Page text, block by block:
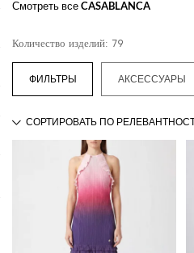
Смотреть всеCASABLANCA
Количество изделий: 79
АКСЕССУАРЫ